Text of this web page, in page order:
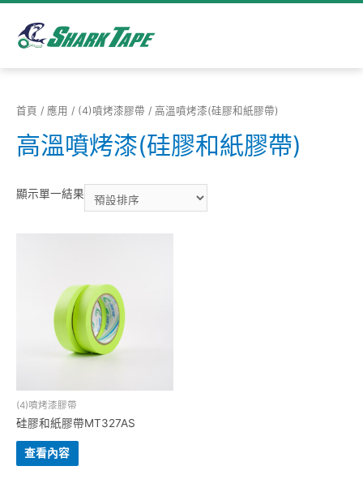
首頁 / 應用 / (4)噴烤漆膠帶 / 高溫噴烤漆(硅膠和紙膠帶)
高溫噴烤漆(硅膠和紙膠帶)
顯示單一結果
(4)噴烤漆膠帶
硅膠和紙膠帶MT327AS
查看內容